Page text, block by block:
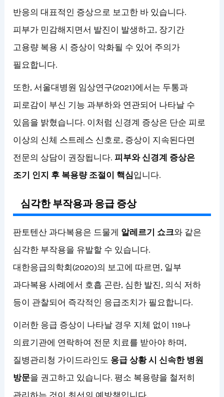
반응의 대표적인 증상으로 보고한 바 있습니다.
피부가 민감해지면서 발진이 발생하고, 장기간
고용량 복용 시 증상이 악화될 수 있어 주의가
필요합니다.
또한, 서울대병원 임상연구(2021)에서는 두통과
피로감이 부신 기능 과부하와 연관되어 나타날 수
있음을 밝혔습니다. 이처럼 신경계 증상은 단순 피로
이상의 신체 스트레스 신호로, 증상이 지속된다면
전문의 상담이 권장됩니다. 피부와 신경계 증상은
조기 인지 후 복용량 조절이 핵심입니다.
심각한 부작용과 응급 증상
판토텐산 과다복용은 드물게 알레르기 쇼크와 같은
심각한 부작용을 유발할 수 있습니다.
대한응급의학회(2020)의 보고에 따르면, 일부
과다복용 사례에서 호흡 곤란, 심한 발진, 의식 저하
등이 관찰되어 즉각적인 응급조치가 필요합니다.
이러한 응급 증상이 나타날 경우 지체 없이 119나
의료기관에 연락하여 전문 치료를 받아야 하며,
질병관리청 가이드라인도 응급 상황 시 신속한 병원
방문을 권고하고 있습니다. 평소 복용량을 철저히
관리하는 것이 최선의 예방책입니다.